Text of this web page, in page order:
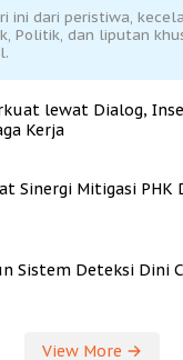
ini dari peristiwa,
Politik, dan liputan
lewat Dialog,
Kerja
Sinergi Mitigasi PHK
Sistem Deteksi Dini
View More